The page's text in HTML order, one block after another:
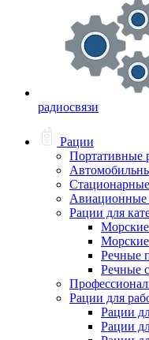
радиосвязи
Рации
Портативные
Авиационные
Рации для
Речные
Речные
Рации для
Рации
Рации